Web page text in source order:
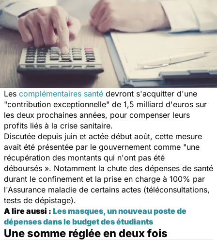
Les complémentaires santé devront s'acquitter d'une
"contribution exceptionnelle" de 1,5 milliard d'euros sur
les deux prochaines années, pour compenser leurs
profits liés à la crise sanitaire.
Discutée depuis juin et actée début août, cette mesure
avait été présentée par le gouvernement comme "une
récupération des montants qui n'ont pas été
déboursés ». Notamment la chute des dépenses de santé
durant le confinement et la prise en charge à 100% par
l'Assurance maladie de certains actes (téléconsultations,
tests de dépistage).
A lire aussi : Les masques, un nouveau poste de
dépenses dans le budget des étudiants
Une somme réglée en deux fois